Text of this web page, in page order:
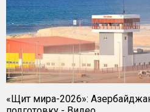
«Щит мира-2026»: